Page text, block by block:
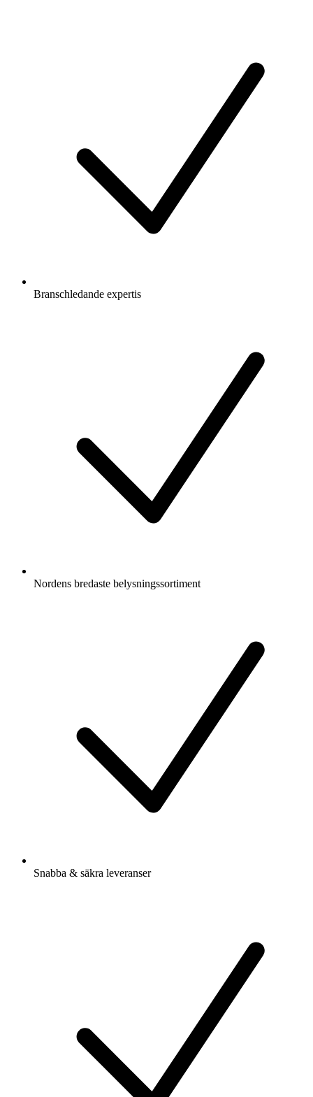
Branschledande expertis
Nordens bredaste belysningssortiment
Snabba & säkra leveranser